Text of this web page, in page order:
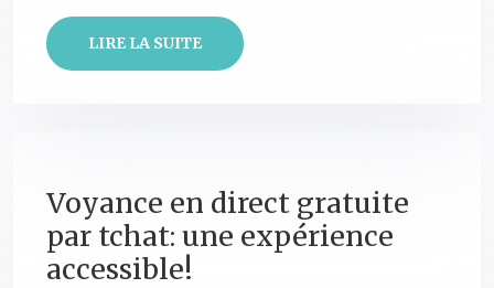
LIRE LA SUITE
Voyance en direct gratuite
par tchat: une expérience
accessible!